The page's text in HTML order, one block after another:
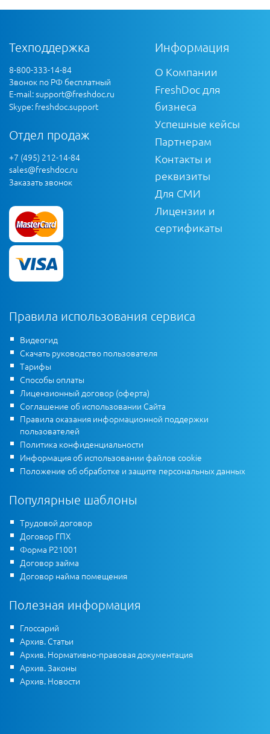
Техподдержка
8-800-333-14-84
Звонок по РФ бесплатный
E-mail:support@freshdoc.ru
Skype: freshdoc.support
Отдел продаж
+7 (495) 212-14-84
sales@freshdoc.ru
Заказать звонок
Информация
О Компании
FreshDoc для
бизнеса
Успешные кейсы
Партнерам
Контакты и
реквизиты
Для СМИ
Лицензии и
сертификаты
Правила использования сервиса
Видеогид
Скачать руководство пользователя
Тарифы
Способы оплаты
Лицензионный договор (оферта)
Соглашение об использовании Сайта
Правила оказания информационной поддержки
пользователей
Политика конфиденциальности
Информация об использовании файлов cookie
Положение об обработке и защите персональных данных
Популярные шаблоны
Трудовой договор
Договор ГПХ
Форма Р21001
Договор займа
Договор найма помещения
Полезная информация
Глоссарий
Архив. Статьи
Архив. Нормативно-правовая документация
Архив. Законы
Архив. Новости